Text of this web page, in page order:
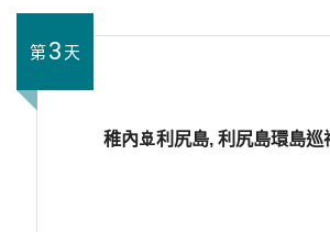
第3 天
稚內🚢利尻島, 利尻島環島巡